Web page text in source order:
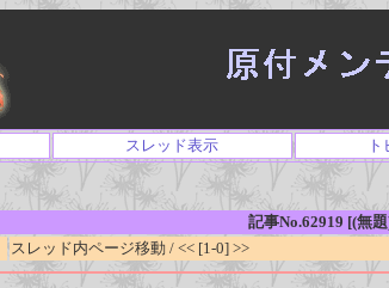
スレッド表示
記事No.62919 [(無
スレッド内ページ移動 / << [1-0] >>